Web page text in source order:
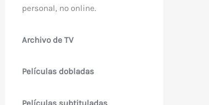
personal, no online.
Archivo de TV
Películas dobladas